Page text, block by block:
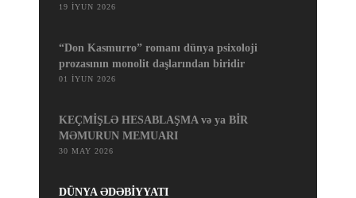
19 İYUN 2026
“Don Kasmurro” romanı dünya psixoloji
prozasının monolit daşlarından biridir
01 İYUN 2026
KEÇMİŞLƏ HESABLAŞMA və ya BİR
MƏMURUN MEMUARI
30 MAY 2026
DÜNYA ƏDƏBİYYATI